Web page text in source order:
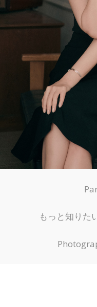
もっと知りた